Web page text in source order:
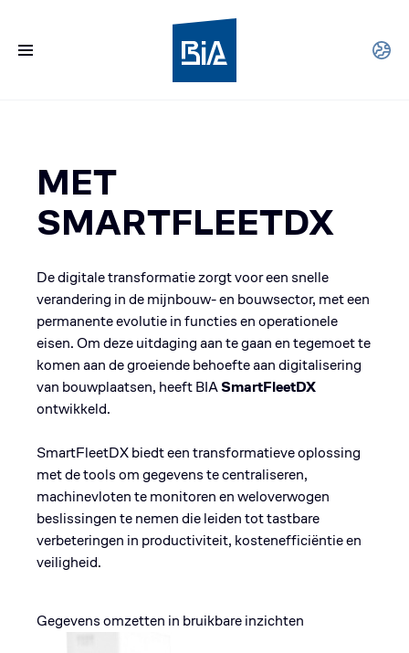
MET
SMARTFLEETDX
De digitale transformatie zorgt voor een snelle
verandering in de mijnbouw- en bouwsector, met een
permanente evolutie in functies en operationele
eisen. Om deze uitdaging aan te gaan en tegemoet te
komen aan de groeiende behoefte aan digitalisering
van bouwplaatsen, heeft BIASmartFleetDX
ontwikkeld.
SmartFleetDX biedt een transformatieve oplossing
met de tools om gegevens te centraliseren,
machinevloten te monitoren en weloverwogen
beslissingen te nemen die leiden tot tastbare
verbeteringen in productiviteit, kostenefficiëntie en
veiligheid.
Gegevens omzetten in bruikbare inzichten